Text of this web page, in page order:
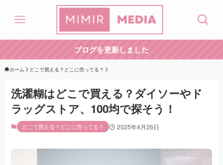
ブログを更新しました
ホーム どこで買える？どこに売ってる？
洗濯糊はどこで買える？ダイソーやド
ラッグストア、100均で探そう！
どこで買える？どこに売ってる？ 2025年4月26日